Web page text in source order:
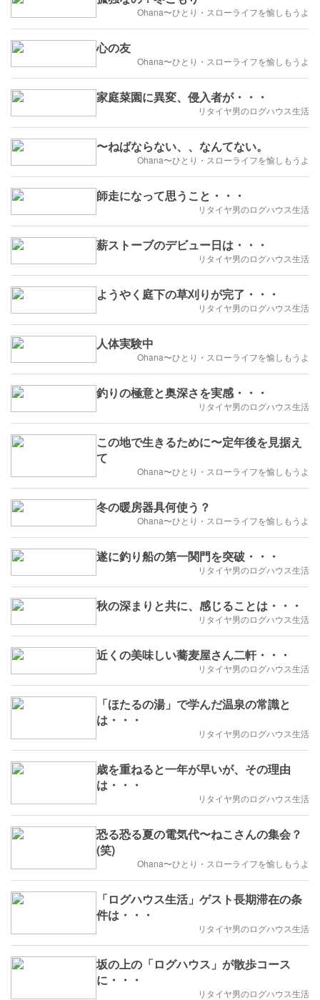
Ohana〜ひとり・スローライフを愉しもうよ
心の友
Ohana〜ひとり・スローライフを愉しもうよ
家庭菜園に異変、侵入者が・・・
リタイヤ男のログハウス生活
〜ねばならない、、なんてない。
Ohana〜ひとり・スローライフを愉しもうよ
師走になって思うこと・・・
リタイヤ男のログハウス生活
薪ストーブのデビュー日は・・・
リタイヤ男のログハウス生活
ようやく庭下の草刈りが完了・・・
リタイヤ男のログハウス生活
人体実験中
Ohana〜ひとり・スローライフを愉しもうよ
釣りの極意と奥深さを実感・・・
リタイヤ男のログハウス生活
この地で生きるために〜定年後を見据え
て
Ohana〜ひとり・スローライフを愉しもうよ
冬の暖房器具何使う？
Ohana〜ひとり・スローライフを愉しもうよ
遂に釣り船の第一関門を突破・・・
リタイヤ男のログハウス生活
秋の深まりと共に、感じることは・・・
リタイヤ男のログハウス生活
近くの美味しい蕎麦屋さん二軒・・・
リタイヤ男のログハウス生活
「ほたるの湯」で学んだ温泉の常識と
は・・・
リタイヤ男のログハウス生活
歳を重ねると一年が早いが、その理由
は・・・
リタイヤ男のログハウス生活
恐る恐る夏の電気代〜ねこさんの集会？
(笑)
Ohana〜ひとり・スローライフを愉しもうよ
「ログハウス生活」ゲスト長期滞在の条
件は・・・
リタイヤ男のログハウス生活
坂の上の「ログハウス」が散歩コース
に・・・
リタイヤ男のログハウス生活